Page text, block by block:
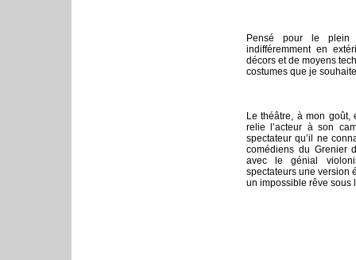
Pensé pour le plein
indifféremment en
décors et de moyens
costumes que je
Le théâtre, à mon goût,
relie l’acteur à son
spectateur qu’il ne
comédiens du Grenier
avec le génial
spectateurs une version
un impossible rêve sous